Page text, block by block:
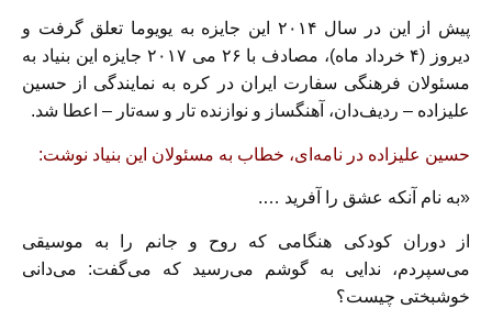
پیش از این در سال ۲۰۱۴ این جایزه به یویوما تعلق گرفت و
دیروز (۴ خرداد ماه)، مصادف با ۲۶ می ۲۰۱۷ جایزه این بنیاد به
مسئولان فرهنگی سفارت ایران در کره به نمایندگی از حسین
علیزاده – ردیف‌دان، آهنگساز و نوازنده تار و سه‌تار – اعطا شد.
حسین علیزاده در نامه‌ای، خطاب به مسئولان این بنیاد نوشت:
«به نام آنکه عشق را آفرید ….
از دوران کودکی هنگامی که روح و جانم را به موسیقی
می‌سپردم، ندایی به گوشم می‌رسید که می‌گفت: می‌دانی
خوشبختی چیست؟